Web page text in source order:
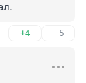
+4 –5